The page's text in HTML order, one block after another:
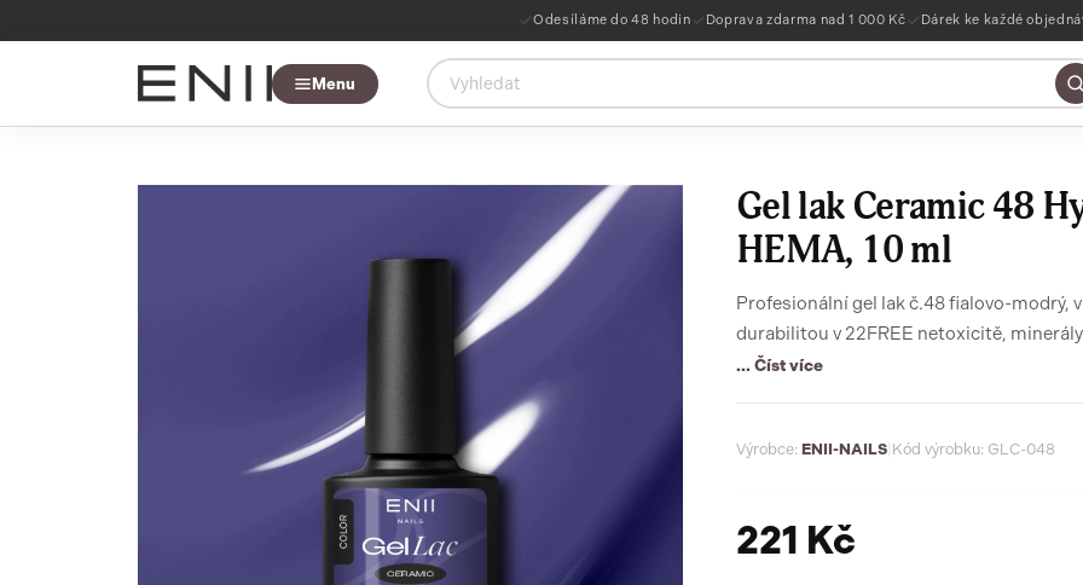
Odesíláme do 48 hodin Doprava zdarma nad 1 000 Kč Dárek ke každé
Menu
Gel lak Ceramic 48
HEMA, 10 ml
Profesionální gel lak č.48 fialovo-modrý,
durabilitou v 22FREE netoxicitě, minerály
... Číst více
Výrobce: ENII-NAILS Kód výrobku: GLC-048
221 Kč